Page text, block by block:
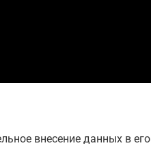
внесение данных в его